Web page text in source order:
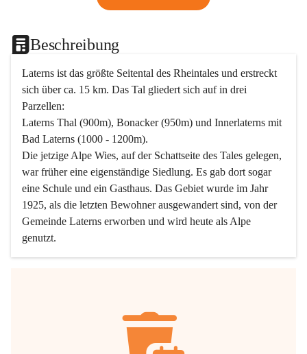
Beschreibung
Laterns ist das größte Seitental des Rheintales und erstreckt
sich über ca. 15 km. Das Tal gliedert sich auf in drei
Parzellen:
Laterns Thal (900m), Bonacker (950m) und Innerlaterns mit
Bad Laterns (1000 - 1200m).
Die jetzige Alpe Wies, auf der Schattseite des Tales gelegen,
war früher eine eigenständige Siedlung. Es gab dort sogar
eine Schule und ein Gasthaus. Das Gebiet wurde im Jahr
1925, als die letzten Bewohner ausgewandert sind, von der
Gemeinde Laterns erworben und wird heute als Alpe
genutzt.